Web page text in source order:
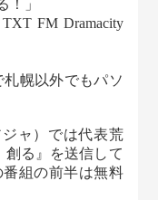
！」
FM Dramacity
札幌以外でもパソ
ャ）では代表荒
創る』を送信して
組の前半は無料